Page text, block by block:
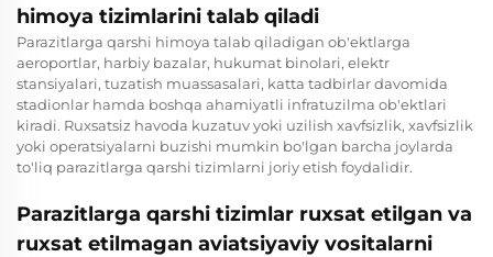
himoya tizimlarini talab qiladi
Parazitlarga qarshi himoya talab qiladigan ob'ektlarga
aeroportlar, harbiy bazalar, hukumat binolari, elektr
stansiyalari, tuzatish muassasalari, katta tadbirlar davomida
stadionlar hamda boshqa ahamiyatli infratuzilma ob'ektlari
kiradi. Ruxsatsiz havoda kuzatuv yoki uzilish xavfsizlik, xavfsizlik
yoki operatsiyalarni buzishi mumkin bo'lgan barcha joylarda
to'liq parazitlarga qarshi tizimlarni joriy etish foydalidir.
Parazitlarga qarshi tizimlar ruxsat etilgan va
ruxsat etilmagan aviatsiyaviy vositalarni